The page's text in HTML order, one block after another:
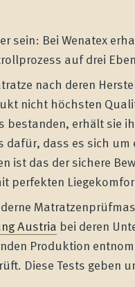
sein: Bei Wenatex
auf drei
nach deren
nicht höchsten
bestanden, erhält sie
dafür, dass es sich
ist das der sichere
perfekten
Austria bei deren
Produktion
Diese Tests geben